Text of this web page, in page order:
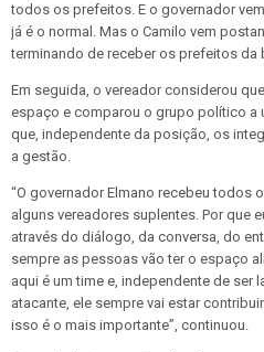
todos os prefeitos. E o governador
já é o normal. Mas o Camilo vem
terminando de receber os prefeitos da
Em seguida, o vereador considerou
espaço e comparou o grupo político a
que, independente da posição, os
a gestão.
“O governador Elmano recebeu todos
alguns vereadores suplentes. Por que
através do diálogo, da conversa, do
sempre as pessoas vão ter o espaço
aqui é um time e, independente de ser
atacante, ele sempre vai estar
isso é o mais importante”, continuou.